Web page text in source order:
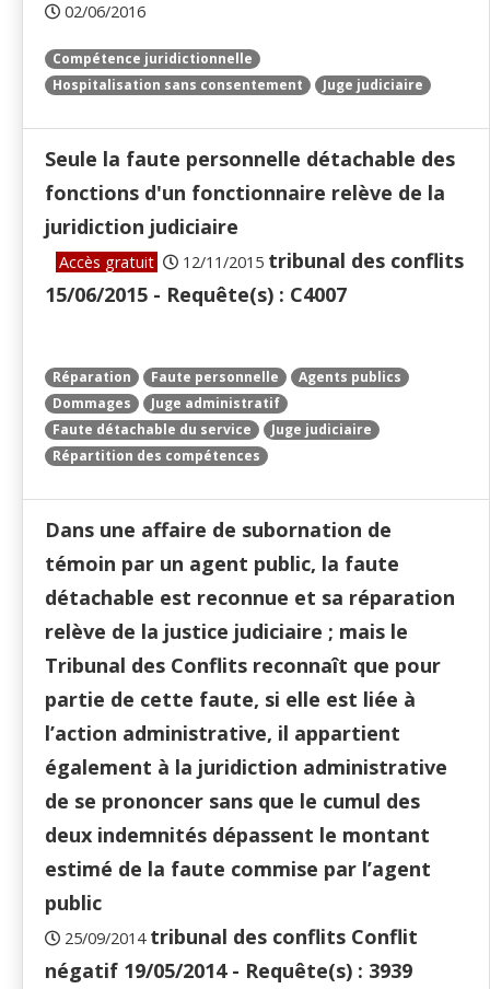
02/06/2016
Compétence juridictionnelle
Hospitalisation sans consentement
Juge judiciaire
Seule la faute personnelle détachable des
fonctions d'un fonctionnaire relève de la
juridiction judiciaire
Accès gratuit 12/11/2015 tribunal des conflits
15/06/2015 - Requête(s) : C4007
Réparation Faute personnelle
Agents publics
Dommages
Juge administratif
Faute détachable du service
Juge judiciaire
Répartition des compétences
Dans une affaire de subornation de
témoin par un agent public, la faute
détachable est reconnue et sa réparation
relève de la justice judiciaire ; mais le
Tribunal des Conflits reconnaît que pour
partie de cette faute, si elle est liée à
l’action administrative, il appartient
également à la juridiction administrative
de se prononcer sans que le cumul des
deux indemnités dépassent le montant
estimé de la faute commise par l’agent
public
25/09/2014 tribunal des conflits Conflit
négatif 19/05/2014 - Requête(s) : 3939